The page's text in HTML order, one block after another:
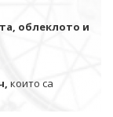
облеклото и
които са